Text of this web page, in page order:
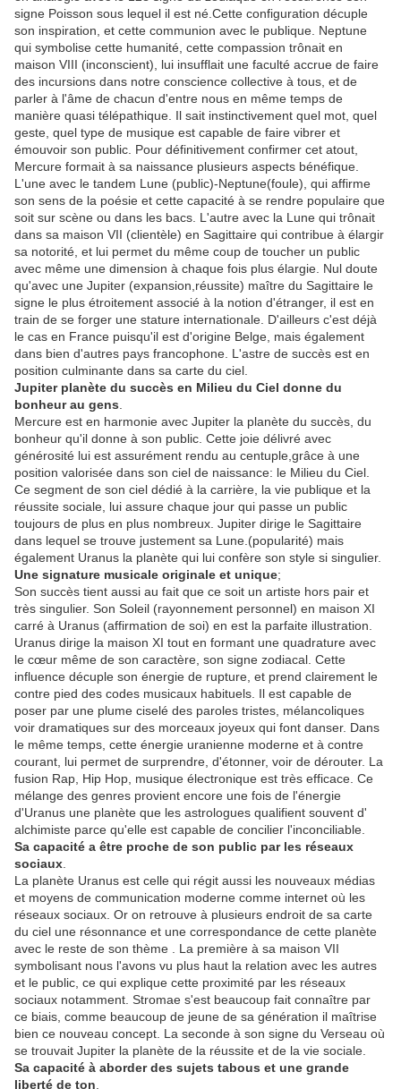
signe Poisson sous lequel il est né.Cette configuration décuple
son inspiration, et cette communion avec le publique. Neptune
qui symbolise cette humanité, cette compassion trônait en
maison VIII (inconscient), lui insufflait une faculté accrue de faire
des incursions dans notre conscience collective à tous, et de
parler à l'âme de chacun d'entre nous en même temps de
manière quasi télépathique. Il sait instinctivement quel mot, quel
geste, quel type de musique est capable de faire vibrer et
émouvoir son public. Pour définitivement confirmer cet atout,
Mercure formait à sa naissance plusieurs aspects bénéfique.
L'une avec le tandem Lune (public)-Neptune(foule), qui affirme
son sens de la poésie et cette capacité à se rendre populaire que
soit sur scène ou dans les bacs. L'autre avec la Lune qui trônait
dans sa maison VII (clientèle) en Sagittaire qui contribue à élargir
sa notorité, et lui permet du même coup de toucher un public
avec même une dimension à chaque fois plus élargie. Nul doute
qu'avec une Jupiter (expansion,réussite) maître du Sagittaire le
signe le plus étroitement associé à la notion d'étranger, il est en
train de se forger une stature internationale. D'ailleurs c'est déjà
le cas en France puisqu'il est d'origine Belge, mais également
dans bien d'autres pays francophone. L'astre de succès est en
position culminante dans sa carte du ciel.
Jupiter planète du succès en Milieu du Ciel donne du
bonheur au gens
Mercure est en harmonie avec Jupiter la planète du succès, du
bonheur qu'il donne à son public. Cette joie délivré avec
générosité lui est assurément rendu au centuple,grâce à une
position valorisée dans son ciel de naissance: le Milieu du Ciel.
Ce segment de son ciel dédié à la carrière, la vie publique et la
réussite sociale, lui assure chaque jour qui passe un public
toujours de plus en plus nombreux. Jupiter dirige le Sagittaire
dans lequel se trouve justement sa Lune.(popularité) mais
également Uranus la planète qui lui confère son style si singulier.
Une signature musicale originale et unique;
Son succès tient aussi au fait que ce soit un artiste hors pair et
très singulier. Son Soleil (rayonnement personnel) en maison XI
carré à Uranus (affirmation de soi) en est la parfaite illustration.
Uranus dirige la maison XI tout en formant une quadrature avec
le cœur même de son caractère, son signe zodiacal. Cette
influence décuple son énergie de rupture, et prend clairement le
contre pied des codes musicaux habituels. Il est capable de
poser par une plume ciselé des paroles tristes, mélancoliques
voir dramatiques sur des morceaux joyeux qui font danser. Dans
le même temps, cette énergie uranienne moderne et à contre
courant, lui permet de surprendre, d'étonner, voir de dérouter. La
fusion Rap, Hip Hop, musique électronique est très efficace. Ce
mélange des genres provient encore une fois de l'énergie
d'Uranus une planète que les astrologues qualifient souvent d'
alchimiste parce qu'elle est capable de concilier l'inconciliable.
Sa capacité a être proche de son public par les réseaux
sociaux
La planète Uranus est celle qui régit aussi les nouveaux médias
et moyens de communication moderne comme internet où les
réseaux sociaux. Or on retrouve à plusieurs endroit de sa carte
du ciel une résonnance et une correspondance de cette planète
avec le reste de son thème . La première à sa maison VII
symbolisant nous l'avons vu plus haut la relation avec les autres
et le public, ce qui explique cette proximité par les réseaux
sociaux notamment. Stromae s'est beaucoup fait connaître par
ce biais, comme beaucoup de jeune de sa génération il maîtrise
bien ce nouveau concept. La seconde à son signe du Verseau où
se trouvait Jupiter la planète de la réussite et de la vie sociale.
Sa capacité à aborder des sujets tabous et une grande
liberté de ton